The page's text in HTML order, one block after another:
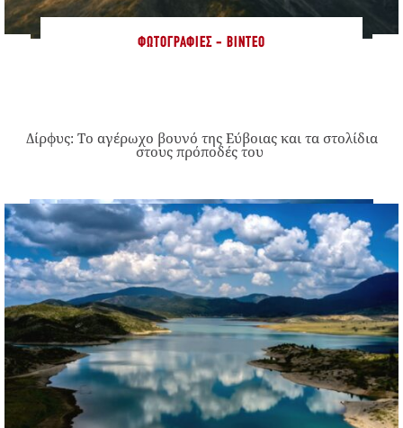
ΦΩΤΟΓΡΑΦΊΕΣ - ΒΊΝΤΕΟ
Δίρφυς: Το αγέρωχο βουνό της Εύβοιας και τα στολίδια
στους πρόποδές του